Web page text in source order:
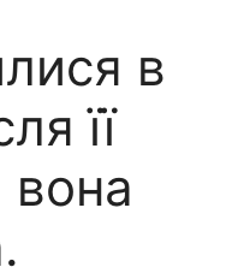
в
її
вона